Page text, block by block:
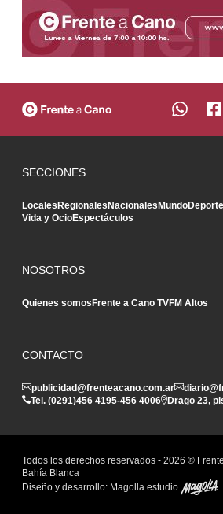
SECCIONES
LocalesRegionalesNacionalesMundo
Vida y OcioEspectáculos
NOSOTROS
Quienes somosFrente a Cano TVFM Altos
CONTACTO
publicidad@frenteacano.com.ar
Tel. (0291)456 4195-456 4006 Drago 23,
Todos los derechos reservados - 2026 ®
Bahía Blanca
Diseño y desarrollo: Magolla estudio